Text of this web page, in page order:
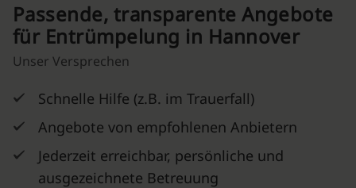
Passende, transparente Angebote
für Entrümpelung in Hannover
Unser Versprechen
Schnelle Hilfe (z.B. im Trauerfall)
Angebote von empfohlenen Anbietern
Jederzeit erreichbar, persönliche und
ausgezeichnete Betreuung